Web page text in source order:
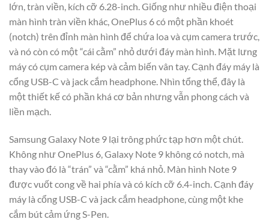
lớn, tràn viền, kích cỡ 6.28-inch. Giống như nhiều điện thoại
màn hình tràn viền khác, OnePlus 6 có một phần khoét
(notch) trên đỉnh màn hình để chứa loa và cụm camera trước,
và nó còn có một “cái cằm” nhỏ dưới đáy màn hình. Mặt lưng
máy có cụm camera kép và cảm biến vân tay. Cạnh đáy máy là
cổng USB-C và jack cắm headphone. Nhìn tổng thể, đây là
một thiết kế có phần khá cơ bản nhưng vẫn phong cách và
liền mạch.
Samsung Galaxy Note 9 lại trông phức tạp hơn một chút.
Không như OnePlus 6, Galaxy Note 9 không có notch, mà
thay vào đó là “trán” và “cằm” khá nhỏ. Màn hình Note 9
được vuốt cong về hai phía và có kích cỡ 6.4-inch. Cạnh đáy
máy là cổng USB-C và jack cắm headphone, cùng một khe
cắm bút cảm ứng S-Pen.